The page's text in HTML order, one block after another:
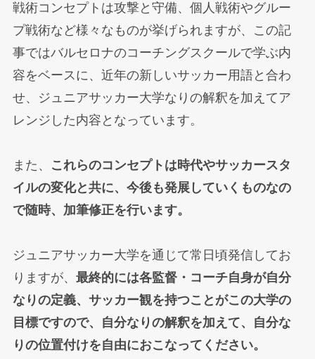
戦術コンセプトは攻撃と守備、個人戦術やグルー
プ戦術など様々なものが挙げられますが、この記
事ではバルセロナのコーチングスクールで学ぶ内
容をベースに、近年の新しいサッカー用語と合わ
せ、ジュニアサッカー大学なりの解釈を加えてア
レンジした内容となっています。
また、
これらのコンセプトは時代やサッカースタ
イルの変化と共に、今後も発展していくものなの
で随時、加筆修正を行います。
ジュニアサッカー大学を通じて常日頃発信してお
りますが、 最終的には各監督・コーチ自身が自分
なりの定義、サッカー観を持つことがこの大学の
目標ですので、自分なりの解釈を加えて、自分な
りの位置付けを自由におこなってください。